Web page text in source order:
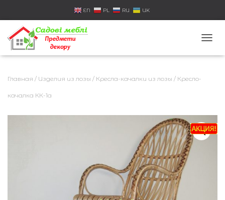
EN PL RU UK
Е
И
Т
Ь
Главная / Изделия из лозы / Кресла-качалки из лозы / Кресло-
качалка КК-1а